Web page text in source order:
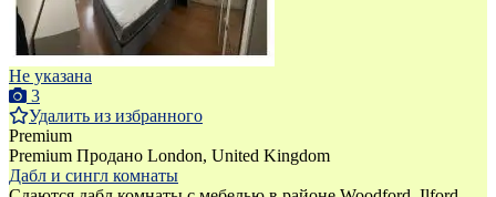
Не указана
3
Удалить из избранного
Premium
Premium Продано London, United Kingdom
Дабл и сингл комнаты